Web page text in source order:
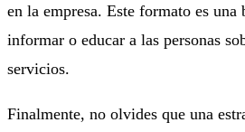
en la empresa. Este formato es una
informar o educar a las personas
servicios.
Finalmente, no olvides que una